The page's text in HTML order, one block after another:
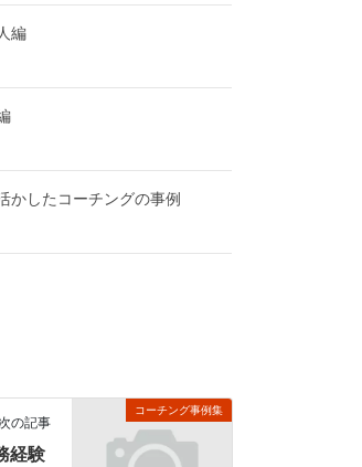
編
かしたコーチングの事例
コーチング事例集
次の記事
経験